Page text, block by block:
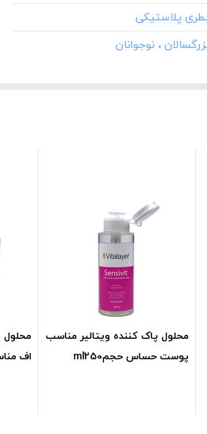
محلول پاک کننده ویتالیر مناسب
پوست حساس حجمml250
محلول
اف